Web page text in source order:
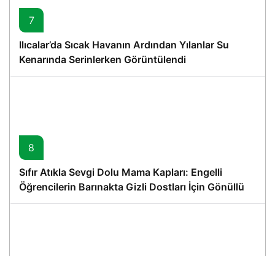
7
Ilıcalar’da Sıcak Havanın Ardından Yılanlar Su
Kenarında Serinlerken Görüntülendi
8
Sıfır Atıkla Sevgi Dolu Mama Kapları: Engelli
Öğrencilerin Barınakta Gizli Dostları İçin Gönüllü
Proje